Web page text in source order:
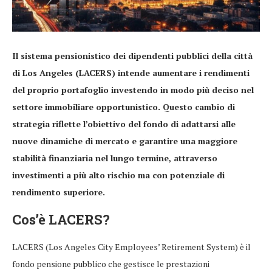
Il sistema pensionistico dei dipendenti pubblici della città
di Los Angeles (LACERS) intende aumentare i rendimenti
del proprio portafoglio investendo in modo più deciso nel
settore immobiliare opportunistico. Questo cambio di
strategia riflette l’obiettivo del fondo di adattarsi alle
nuove dinamiche di mercato e garantire una maggiore
stabilità finanziaria nel lungo termine, attraverso
investimenti a più alto rischio ma con potenziale di
rendimento superiore.
Cos’è LACERS?
LACERS (Los Angeles City Employees’ Retirement System) è il
fondo pensione pubblico che gestisce le prestazioni